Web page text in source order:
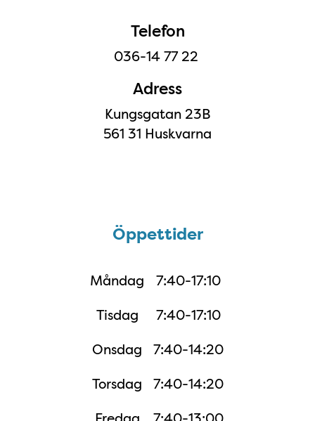
Telefon
036-14 77 22
Adress
Kungsgatan 23B
561 31 Huskvarna
Öppettider
Måndag
7:40-17:10
Tisdag
7:40-17:10
Onsdag
7:40-14:20
Torsdag
7:40-14:20